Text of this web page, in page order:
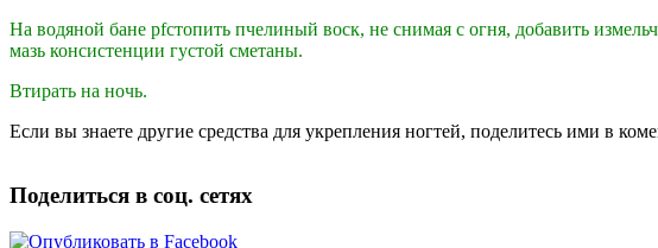
На водяной бане рfстопить пчелиный воск, не снимая с огня, добавить
мазь консистенции густой сметаны.
Втирать на ночь.
Если вы знаете другие средства для укрепления ногтей, поделитесь ими в
Поделиться в соц. сетях